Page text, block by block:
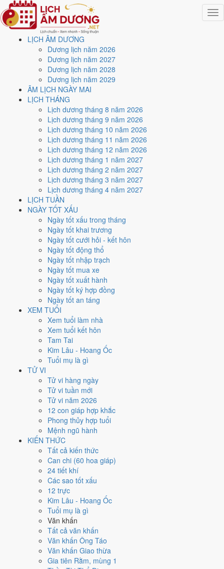
LỊCH ÂM DƯƠNG
Dương lịch năm 2026
Dương lịch năm 2027
Dương lịch năm 2028
Dương lịch năm 2029
ÂM LỊCH NGÀY MAI
LỊCH THÁNG
Lịch dương tháng 8 năm 2026
Lịch dương tháng 9 năm 2026
Lịch dương tháng 10 năm 2026
Lịch dương tháng 11 năm 2026
Lịch dương tháng 12 năm 2026
Lịch dương tháng 1 năm 2027
Lịch dương tháng 2 năm 2027
Lịch dương tháng 3 năm 2027
Lịch dương tháng 4 năm 2027
LỊCH TUẦN
NGÀY TỐT XẤU
Ngày tốt xấu trong tháng
Ngày tốt khai trương
Ngày tốt cưới hỏi - kết hôn
Ngày tốt động thổ
Ngày tốt nhập trạch
Ngày tốt mua xe
Ngày tốt xuất hành
Ngày tốt ký hợp đồng
Ngày tốt an táng
XEM TUỔI
Xem tuổi làm nhà
Xem tuổi kết hôn
Tam Tai
Kim Lâu - Hoang Ốc
Tuổi mụ là gì
TỬ VI
Tử vi hàng ngày
Tử vi tuần mới
Tử vi năm 2026
12 con giáp hợp khắc
Phong thủy hợp tuổi
Mệnh ngũ hành
KIẾN THỨC
Tất cả kiến thức
Can chi (60 hoa giáp)
24 tiết khí
Các sao tốt xấu
12 trực
Kim Lâu - Hoang Ốc
Tuổi mụ là gì
Văn khấn
Tất cả văn khấn
Văn khấn Ông Táo
Văn khấn Giao thừa
Gia tiên Rằm, mùng 1
Trang chủ
Lịch năm 2026
Tháng 9/2026
Ngày 27/9/2026 (Giáp Thìn)
Xem ngày27/9/2026
lịch - Ngày 17/8 âm lịch
(Giáp Thìn) tốt hay xấu?
Ngày 27/9/2026 dương lịch (Chủ Nhật) là ngày 17/8/2026 âm lịch
Giáp Thìn- Can khắc Chi, Trực Nguy, Sao Hư, nạp âm Phúc
Đăng Hỏa. Tổng hòa, đây làNgày Hungvới điểm trung bình
cho các việc quan trọng. Giờ Hoàng Đạo trong ngày:
Thân, Dậu, Hợi.
Ngày Dương
Tháng 9 năm 2026
Tháng 8 âm năm 2026
Tiết Thu Phân
Giáp Tý
Bính Ngọ
Ngày Giáp Thìn có TrựcNguy(ngày nguy hiểm, đầy biến động) và
Thiên Hình hắc đạo. Điểm trung bình 7 việc chính chỉ
Ngày Hung, cần thận trọng với các quyết định lớn khó đảo
Thân, Tý, Dậuhợp ngày; tuổi
Ngày 27/9/2026 chỉ đạt3.6/10cho việc trọng đại. Có
để thay thế, xem mục xử lý bên dưới.
Ngày 27/9/2026 tốt hay xấu cho
việc gì?
Ngày 27/9/2026 đạt3.6/10trung bình cho 7 việc chính: cao nhất là
Giải trừ - tẩy uế (7/10), thấp nhất là
Nguy (ngày nguy hiểm, đầy biến động) và gặp Sao Thiên Hình hắc
đạo nên điểm từng việc chênh nhau như bảng dưới.
Cưới hỏi - đính hôn